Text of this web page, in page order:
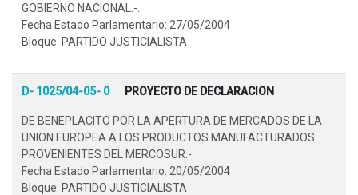
GOBIERNO NACIONAL.-.
Fecha Estado Parlamentario: 27/05/2004
Bloque: PARTIDO JUSTICIALISTA
D- 1025/04-05- 0 PROYECTO DE DECLARACION
DE BENEPLACITO POR LA APERTURA DE MERCADOS DE LA
UNION EUROPEA A LOS PRODUCTOS MANUFACTURADOS
PROVENIENTES DEL MERCOSUR.-.
Fecha Estado Parlamentario: 20/05/2004
Bloque: PARTIDO JUSTICIALISTA